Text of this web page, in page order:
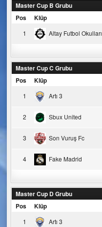
Master Cup B Grubu
Pos
Klüp
1 Altay Futbol Okulları
Master Cup C Grubu
Pos
Klüp
1 Artı 3
2 Sbux United
3 Son Vuruş Fc
4 Fake Madrid
Master Cup D Grubu
Pos
Klüp
1 Artı 3